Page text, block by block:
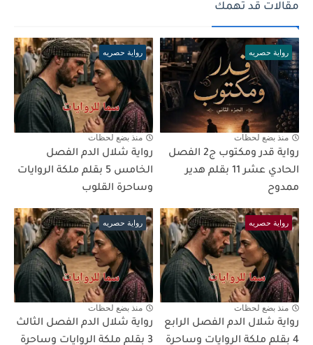
مقالات قد تهمك
رواية حصريه
منذ بضع لحظات
رواية قدر ومكتوب ج2 الفصل
الحادي عشر 11 بقلم هدير
ممدوح
رواية حصريه
منذ بضع لحظات
رواية شلال الدم الفصل
الخامس 5 بقلم ملكة الروايات
وساحرة القلوب
رواية حصريه
منذ بضع لحظات
رواية شلال الدم الفصل الرابع
4 بقلم ملكة الروايات وساحرة
رواية حصريه
منذ بضع لحظات
رواية شلال الدم الفصل الثالث
3 بقلم ملكة الروايات وساحرة